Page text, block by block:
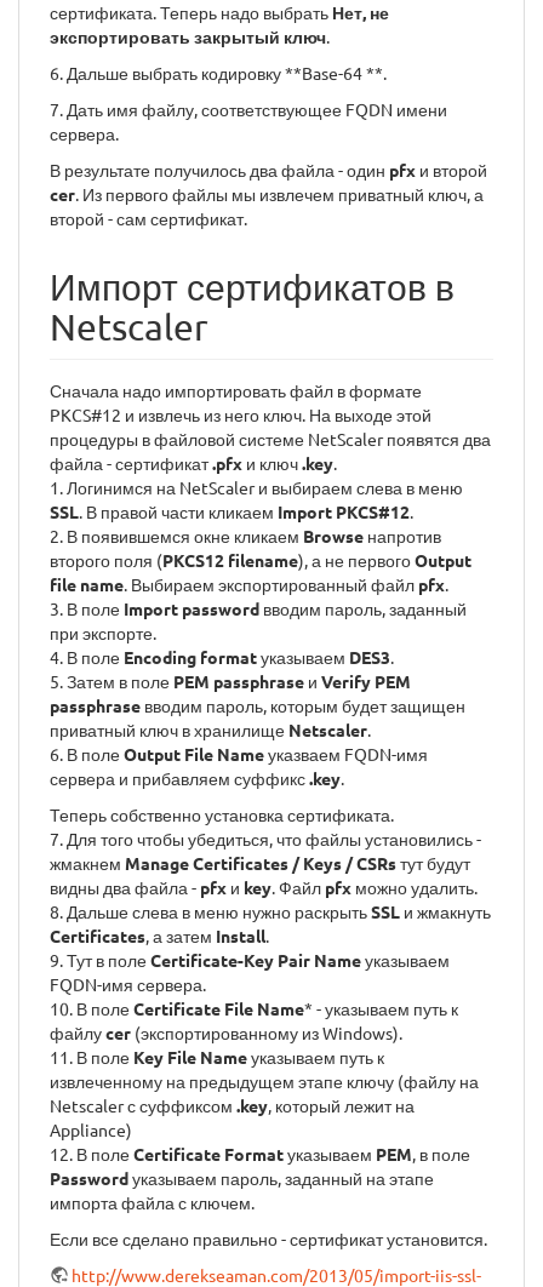
сертификата. Теперь надо выбрать Нет, не
экспортировать закрытый ключ.
6. Дальше выбрать кодировку **Base-64 **.
7. Дать имя файлу, соответствующее FQDN имени
сервера.
В результате получилось два файла - один pfx и второй
cer. Из первого файлы мы извлечем приватный ключ, а
второй - сам сертификат.
Импорт сертификатов в
Netscaler
Сначала надо импортировать файл в формате
PKCS#12 и извлечь из него ключ. На выходе этой
процедуры в файловой системе NetScaler появятся два
файла - сертификат.pfx и ключ.key.
1. Логинимся на NetScaler и выбираем слева в меню
SSL. В правой части кликаем Import PKCS#12.
2. В появившемся окне кликаем Browse напротив
второго поля (PKCS12 filename), а не первогоOutput
file name. Выбираем экспортированный файл pfx.
3. В поле Import password вводим пароль, заданный
при экспорте.
4. В поле Encoding formatуказываем DES3.
5. Затем в поле PEM passphrase и Verify PEM
passphrase вводим пароль, которым будет защищен
приватный ключ в хранилище Netscaler.
6. В полеOutput File Nameуказваем FQDN-имя
сервера и прибавляем суффикс.key.
Теперь собственно установка сертификата.
7. Для того чтобы убедиться, что файлы установились -
жмакнем Manage Certificates / Keys / CSRsтут будут
видны два файла - pfx и key. Файл pfx можно удалить.
8. Дальше слева в меню нужно раскрытьSSL и жмакнуть
Certificates, а затем Install.
9. Тут в полеCertificate-Key Pair Nameуказываем
FQDN-имя сервера.
10. В полеCertificate File Name* - указываем путь к
файлуcer (экспортированному из Windows).
11. В поле Key File Nameуказываем путь к
извлеченному на предыдущем этапе ключу (файлу на
Netscaler с суффиксом .key, который лежит на
Appliance)
12. В полеCertificate Formatуказываем PEM, в поле
Passwordуказываем пароль, заданный на этапе
импорта файла с ключем.
Если все сделано правильно - сертификат установится.
http://www.derekseaman.com/2013/05/import-iis-ssl-